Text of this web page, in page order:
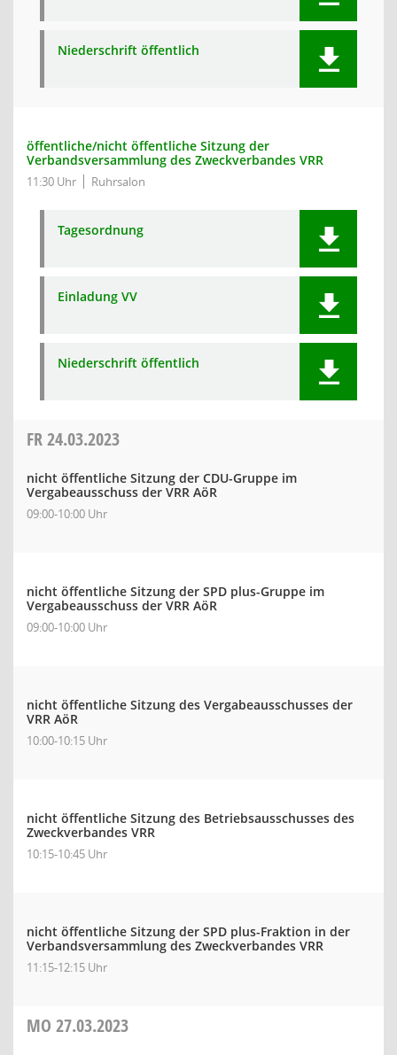
Niederschrift öffentlich
öffentliche/nicht öffentliche Sitzung der
Verbandsversammlung des Zweckverbandes VRR
11:30 Uhr Ruhrsalon
Tagesordnung
Einladung VV
Niederschrift öffentlich
FR24.03.2023
nicht öffentliche Sitzung der CDU-Gruppe im
Vergabeausschuss der VRR AöR
09:00-10:00 Uhr
nicht öffentliche Sitzung der SPD plus-Gruppe im
Vergabeausschuss der VRR AöR
09:00-10:00 Uhr
nicht öffentliche Sitzung des Vergabeausschusses der
VRR AöR
10:00-10:15 Uhr
nicht öffentliche Sitzung des Betriebsausschusses des
Zweckverbandes VRR
10:15-10:45 Uhr
nicht öffentliche Sitzung der SPD plus-Fraktion in der
Verbandsversammlung des Zweckverbandes VRR
11:15-12:15 Uhr
MO 27.03.2023